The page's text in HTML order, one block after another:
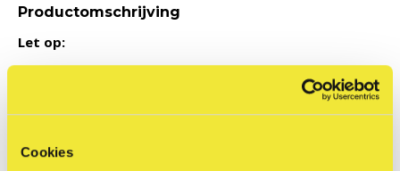
Cookies
Productomschrijving
Let op:
Om ervoor te zorgen dat originele kunstwerken en
kunstwerken die deel uitmaken van een tentoonstelling in
de STRAAT Gallery veilig worden verzonden, nemen we